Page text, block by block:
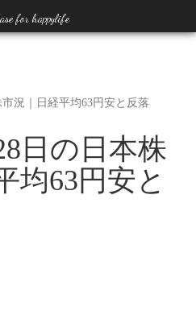
for happylife
況｜日経平均63円安と反落
日の日本株
均63円安と